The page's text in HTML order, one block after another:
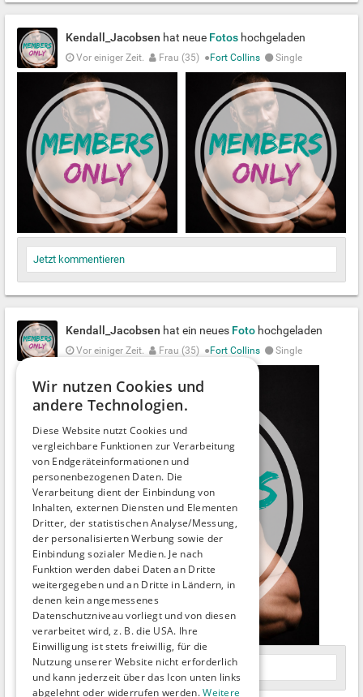
Kendall_Jacobsen hat neue Fotos hochgeladen
Vor einiger Zeit. Frau (35) ●Fort Collins Single
Jetzt kommentieren
Kendall_Jacobsen hat ein neues Foto hochgeladen
Vor einiger Zeit. Frau (35) ●Fort Collins Single
Jetzt kommentieren
Wir nutzen Cookies und
andere Technologien.
Diese Website nutzt Cookies und
vergleichbare Funktionen zur Verarbeitung
von Endgeräteinformationen und
personenbezogenen Daten. Die
Verarbeitung dient der Einbindung von
Inhalten, externen Diensten und Elementen
Dritter, der statistischen Analyse/Messung,
der personalisierten Werbung sowie der
Einbindung sozialer Medien. Je nach
Funktion werden dabei Daten an Dritte
weitergegeben und an Dritte in Ländern, in
denen kein angemessenes
Datenschutzniveau vorliegt und von diesen
verarbeitet wird, z. B. die USA. Ihre
Einwilligung ist stets freiwillig, für die
Nutzung unserer Website nicht erforderlich
und kann jederzeit über das Icon unten links
abgelehnt oder widerrufen werden.Weitere